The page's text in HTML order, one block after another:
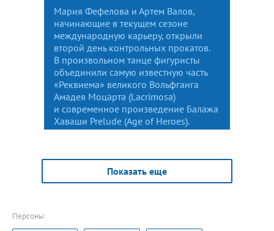
Мария Фефелова и Артем Валов,
начинающие в текущем сезоне
международную карьеру, открыли
второй день контрольных прокатов.
В произвольном танце фигуристы
объединили самую известную часть
«Реквиема» великого Вольфганга
Амадея Моцарта (Lacrimosa)
и современное произведение Балажа
Хаваши Prelude (Age of Heroes).
Показать еще
Персоны: